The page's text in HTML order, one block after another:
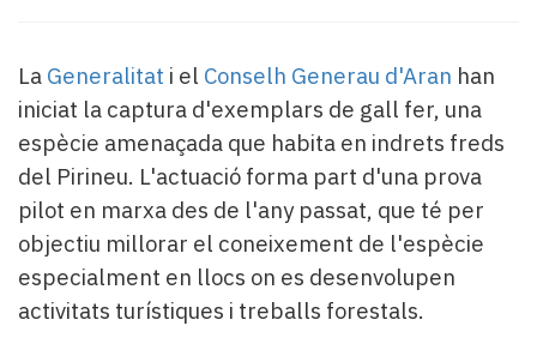
Contingut
patrocinat
Lo
més
llegit...
Editorial
La Generalitat i el Conselh Generau d'Aran han
iniciat la captura d'exemplars de gall fer, una
espècie amenaçada que habita en indrets freds
del Pirineu. L'actuació forma part d'una prova
pilot en marxa des de l'any passat, que té per
objectiu millorar el coneixement de l'espècie
especialment en llocs on es desenvolupen
activitats turístiques i treballs forestals.